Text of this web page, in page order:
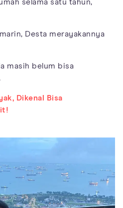
selama satu tahun,
Desta merayakannya
masih belum bisa
Dikenal Bisa